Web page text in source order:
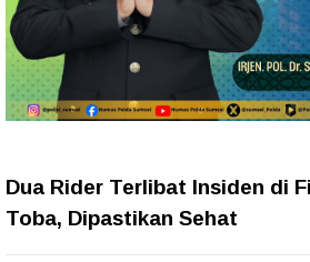
Dua Rider Terlibat Insiden di
Toba, Dipastikan Sehat